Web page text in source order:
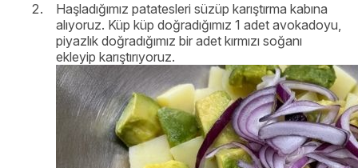
Haşladığımız patatesleri süzüp karıştırma kabına
alıyoruz. Küp küp doğradığımız 1 adet avokadoyu,
piyazlık doğradığımız bir adet kırmızı soğanı
ekleyip karıştırıyoruz.